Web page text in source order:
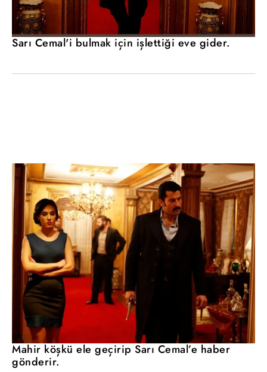
Sarı Cemal'i bulmak için işlettiği eve gider.
Mahir köşkü ele geçirip Sarı Cemal’e haber
gönderir.